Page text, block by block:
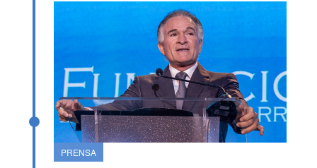
PRENSA